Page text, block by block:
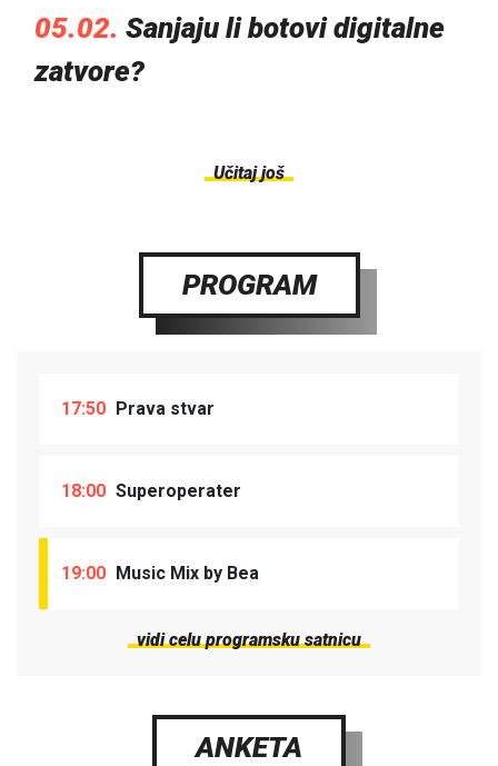
05.02. Sanjaju li botovi digitalne
zatvore?
Učitaj još
PROGRAM
17:50 Prava stvar
18:00 Superoperater
19:00 Music Mix by Bea
vidi celu programsku satnicu
ANKETA